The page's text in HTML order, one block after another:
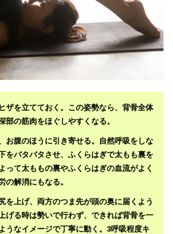
ザを立てておく。この姿勢なら、背骨全体
部の筋肉をほぐしやすくなる。
お腹のほうに引き寄せる。自然呼吸をしな
をバタバタさせ、ふくらはぎで太もも裏を
って太ももの裏やふくらはぎの血流がよく
の解消にもなる。
を上げ、両方のつま先が頭の奥に届くよう
げる時は勢いで行わず、できれば背骨を一
うなイメージで丁寧に動く。3呼吸程度キ